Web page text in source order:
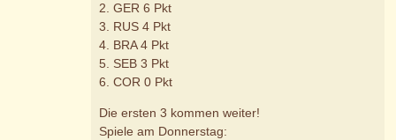
2. GER 6 Pkt
3. RUS 4 Pkt
4. BRA 4 Pkt
5. SEB 3 Pkt
6. COR 0 Pkt
Die ersten 3 kommen weiter!
Spiele am Donnerstag: